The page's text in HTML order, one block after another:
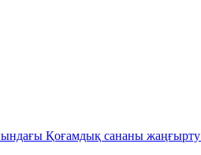
Қоғамдық сананы